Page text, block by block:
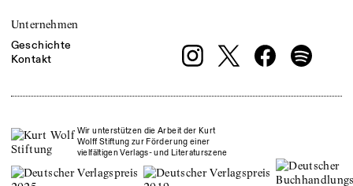
Unternehmen
Geschichte
Kontakt
Wir unterstützen die Arbeit der Kurt
Wolff Stiftung zur Förderung einer
vielfältigen Verlags- und Literaturszene